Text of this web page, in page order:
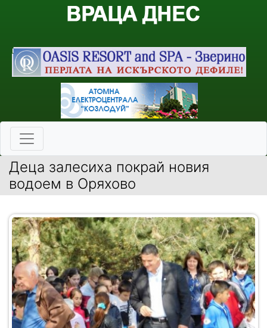
Деца залесиха покрай новия
водоем в Оряхово